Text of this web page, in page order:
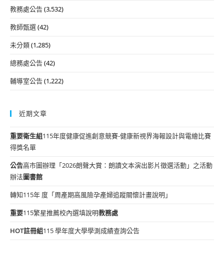
教務處公告(3,532)
教師甄選(42)
未分類(1,285)
總務處公告(42)
輔導室公告(1,222)
近期文章
重要衛生組115年度健康促進創意競賽-健康新視界海報設計與電繪比賽
得獎名單
公告高市圖辦理「2026朗聲大賞：朗讀文本演出影片徵選活動」之活動
辦法圖書館
轉知115年 度「周產期高風險孕產婦追蹤關懷計畫說明」
重要115繁星推薦校內選填說明教務處
HOT註冊組115 學年度大學學測成績查詢公告